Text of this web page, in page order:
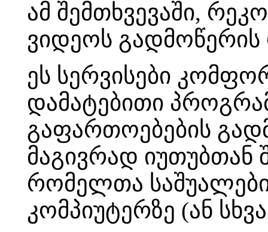
ამ შემთხვევაში,
ვიდეოს გადმოწერის
ეს სერვისები
დამატებითი
გაფართოებების
მაგივრად იუთუბთან
რომელთა
კომპიუტერზე (ან